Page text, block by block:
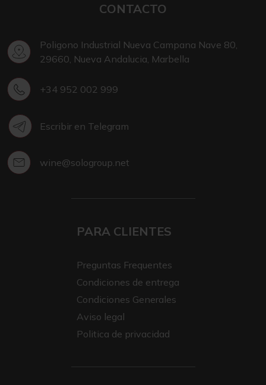
CONTACTO
Poligono Industrial Nueva Campana Nave 80,
29660, Nueva Andalucia, Marbella
+34 952 002 999
Escribir en Telegram
wine@sologroup.net
PARA CLIENTES
Preguntas Frequentes
Condiciones de entrega
Condiciones Generales
Aviso legal
Politica de privacidad